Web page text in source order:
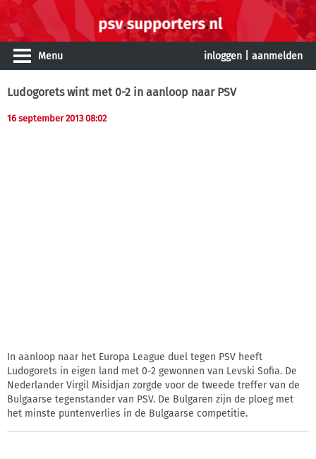
Menu inloggen aanmelden
Ludogorets wint met 0-2 in aanloop naar PSV
16 september 2013 08:02
In aanloop naar het Europa League duel tegen PSV heeft
Ludogorets in eigen land met 0-2 gewonnen van Levski Sofia. De
Nederlander Virgil Misidjan zorgde voor de tweede treffer van de
Bulgaarse tegenstander van PSV. De Bulgaren zijn de ploeg met
het minste puntenverlies in de Bulgaarse competitie.